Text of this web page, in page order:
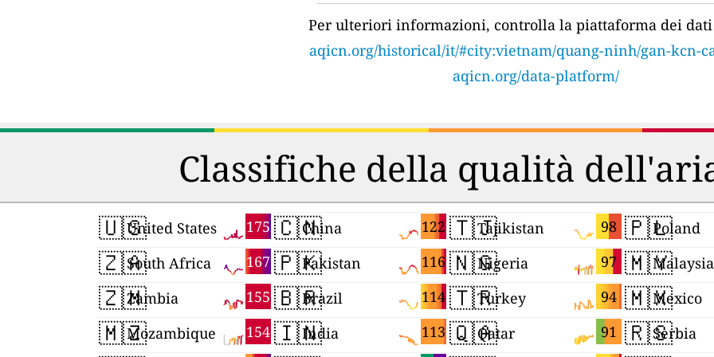
Per ulteriori informazioni, controlla la piattaforma dei
aqicn.org/historical/it/#city:vietnam/quang-ninh/gan-kcn-
aqicn.org/data-platform/
Classifiche della qualità
🇺🇸 175
United States
🇿🇦 167
South Africa
🇿🇲 155
Zambia
🇲🇿 154
Mozambique
🇨🇳 122
China
🇵🇰 116
Pakistan
🇧🇷 114
Brazil
🇮🇳 113
India
🇹🇯 98
Tajikistan
🇳🇬 97
Nigeria
🇹🇷 94
Turkey
🇶🇦 91
Qatar
🇵🇱Poland
🇲🇾Malaysia
🇲🇽Mexico
🇷🇸Serbia